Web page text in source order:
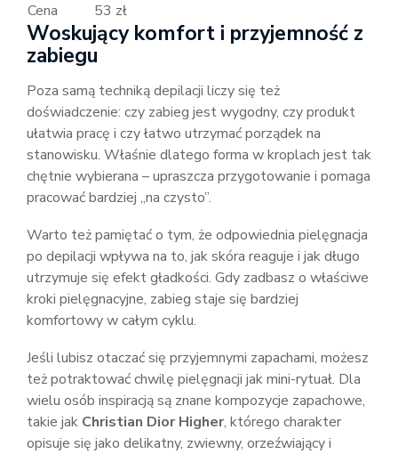
Cena
53 zł
Woskujący komfort i przyjemność z
zabiegu
Poza samą techniką depilacji liczy się też
doświadczenie: czy zabieg jest wygodny, czy produkt
ułatwia pracę i czy łatwo utrzymać porządek na
stanowisku. Właśnie dlatego forma w kroplach jest tak
chętnie wybierana – upraszcza przygotowanie i pomaga
pracować bardziej „na czysto”.
Warto też pamiętać o tym, że odpowiednia pielęgnacja
po depilacji wpływa na to, jak skóra reaguje i jak długo
utrzymuje się efekt gładkości. Gdy zadbasz o właściwe
kroki pielęgnacyjne, zabieg staje się bardziej
komfortowy w całym cyklu.
Jeśli lubisz otaczać się przyjemnymi zapachami, możesz
też potraktować chwilę pielęgnacji jak mini-rytuał. Dla
wielu osób inspiracją są znane kompozycje zapachowe,
takie jak Christian Dior Higher, którego charakter
opisuje się jako delikatny, zwiewny, orzeźwiający i